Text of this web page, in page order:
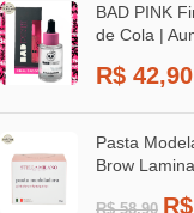
BAD PINK
de Cola |
R$ 42,90
Pasta
Brow
R$58,90 R$